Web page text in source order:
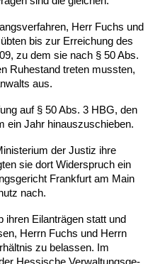
Herr Fuchs und
bis zur Er­rei­chung des
zu dem sie nach § 50 Abs.
Ru­he­stand tre­ten muss­ten,
aus.
auf § 50 Abs. 3 HBG, den
ein Jahr hin­aus­zu­schie­ben.
der Jus­tiz ih­re
sie dort Wi­der­spruch ein
Frank­furt am Main
nach.
ih­ren Eil­anträgen statt und
Herrn Fuchs und Herrn
zu be­las­sen. Im